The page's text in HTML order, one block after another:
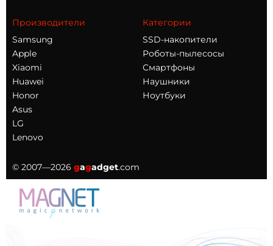
Производители
Samsung
Apple
Xiaomi
Huawei
Honor
Asus
LG
Lenovo
Категории
SSD-накопители
Роботы-пылесосы
Смартфоны
Наушники
Ноутбуки
© 2007—2026 gagadget.com